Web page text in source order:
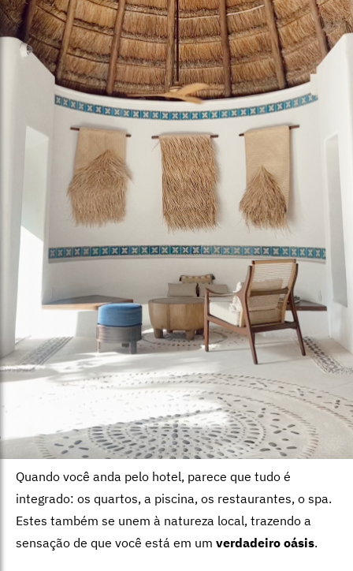
Quando você anda pelo hotel, parece que tudo é
integrado: os quartos, a piscina, os restaurantes, o spa.
Estes também se unem à natureza local, trazendo a
sensação de que você está em um verdadeiro oásis.